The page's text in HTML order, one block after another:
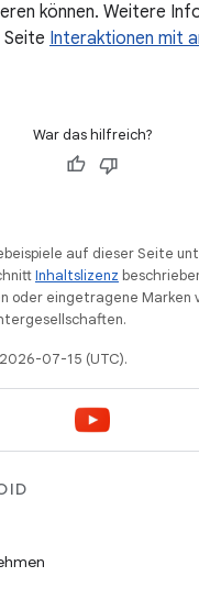
können. Weitere
Seite Interaktionen mit
War das hilfreich?
auf dieser Seite
Inhaltslizenz
oder eingetragene Marken
07-15 (UTC).